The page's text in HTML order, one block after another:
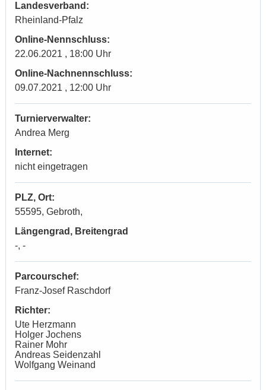
Landesverband:
Rheinland-Pfalz
Online-Nennschluss:
22.06.2021 , 18:00 Uhr
Online-Nachnennschluss:
09.07.2021 , 12:00 Uhr
Turnierverwalter:
Andrea Merg
Internet:
nicht eingetragen
PLZ, Ort:
55595, Gebroth,
Längengrad, Breitengrad
-, -
Parcourschef:
Franz-Josef Raschdorf
Richter:
Ute Herzmann
Holger Jochens
Rainer Mohr
Andreas Seidenzahl
Wolfgang Weinand